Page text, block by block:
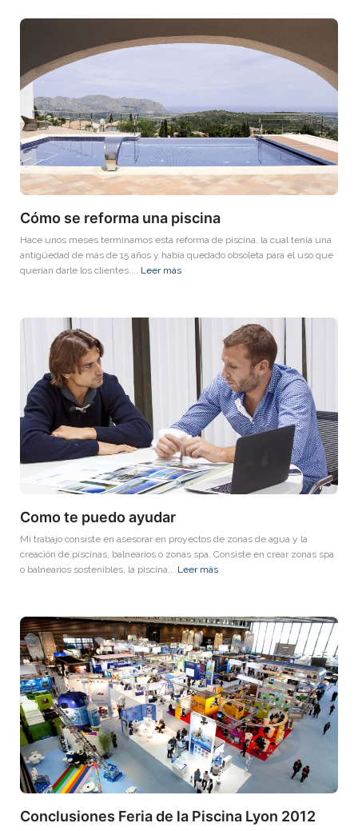
Cómo se reforma una piscina
Hace unos meses terminamos esta reforma de piscina, la cual tenía una
antigüedad de más de 15 años y había quedado obsoleta para el uso que
querían darle los clientes.... Leer más
Como te puedo ayudar
Mi trabajo consiste en asesorar en proyectos de zonas de agua y la
creación de piscinas, balnearios o zonas spa. Consiste en crear zonas spa
o balnearios sostenibles, la piscina... Leer más
Conclusiones Feria de la Piscina Lyon 2012